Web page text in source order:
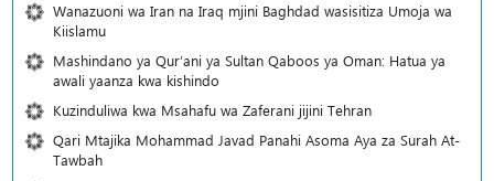
Wanazuoni wa Iran na Iraq mjini Baghdad wasisitiza Umoja wa
Kiislamu
Mashindano ya Qur’ani ya Sultan Qaboos ya Oman: Hatua ya
awali yaanza kwa kishindo
Kuzinduliwa kwa Msahafu wa Zaferani jijini Tehran
Qari Mtajika Mohammad Javad Panahi Asoma Aya za Surah At-
Tawbah